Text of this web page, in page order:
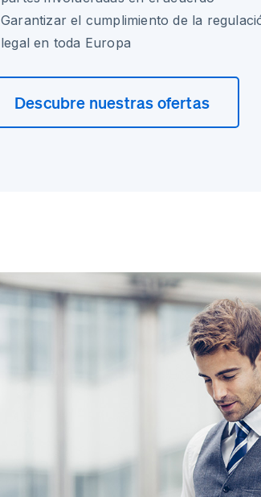
Garantizar el cumplimiento de la
legal en toda Europa
Descubre nuestras ofertas